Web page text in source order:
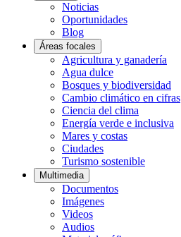
Noticias
Oportunidades
Blog
Áreas focales
Agricultura y ganadería
Agua dulce
Bosques y biodiversidad
Cambio climático en cifras
Ciencia del clima
Energía verde e inclusiva
Mares y costas
Ciudades
Turismo sostenible
Multimedia
Documentos
Imágenes
Videos
Audios